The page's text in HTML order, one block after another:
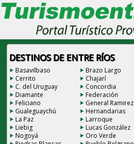
DESTINOS DE ENTRE RÍOS
Basavilbaso Brazo Largo
Cerrito
Chajarí
C. del Uruguay
Concordia
Diamante
Federación
Feliciano
General Ramirez
Gualeguaychú
Hernandarias
La Paz
Larroque
Liebig
Lucas González
Nogoyá
Oro Verde